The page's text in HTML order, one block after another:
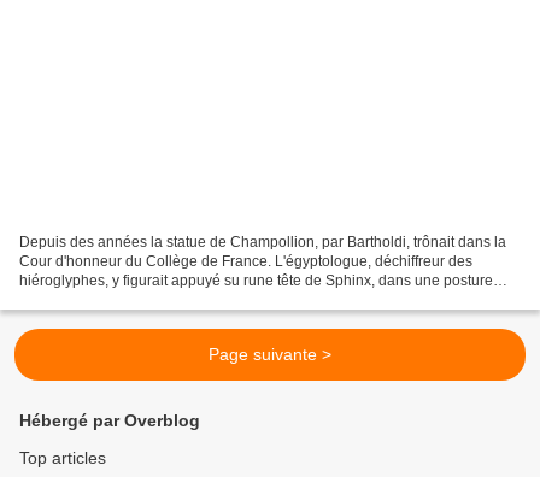
Depuis des années la statue de Champollion, par Bartholdi, trônait dans la
Cour d'honneur du Collège de France. L'égyptologue, déchiffreur des
hiéroglyphes, y figurait appuyé su rune tête de Sphinx, dans une posture
Page suivante >
Hébergé par Overblog
Top articles